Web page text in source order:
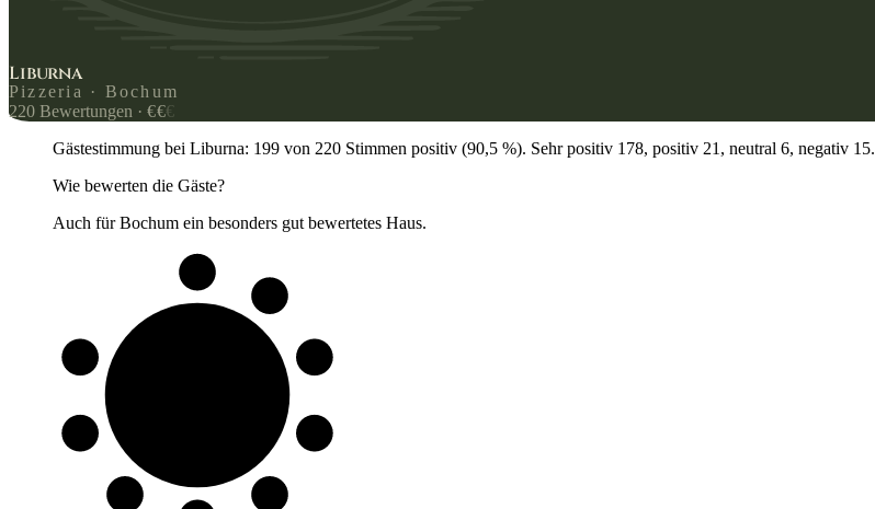
Liburna
Pizzeria · Bochum
220 Bewertungen · €€€
Gästestimmung bei Liburna: 199 von 220 Stimmen positiv (90,5 %). Sehr positiv 178, positiv 21, neutral 6, negativ 15.
Wie bewerten die Gäste?
Auch für Bochum ein besonders gut bewertetes Haus.